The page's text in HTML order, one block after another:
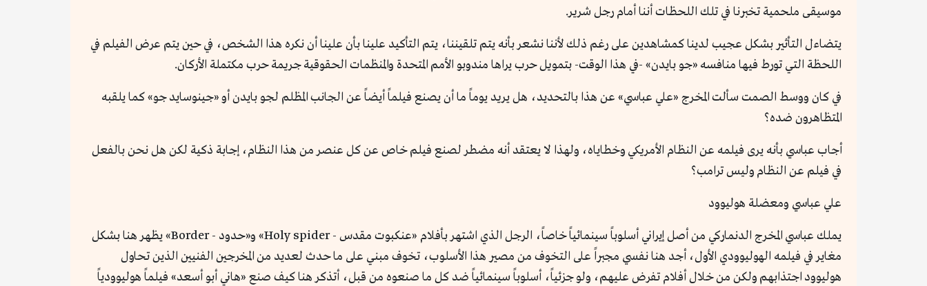
موسيقى ملحمية تخبرنا في تلك اللحظات أننا أمام رجل شرير.
يتضاءل التأثير بشكل عجيب لدينا كمشاهدين على رغم ذلك لأننا نشعر بأنه يتم تلقيننا، يتم التأكيد علينا بأن علينا أن نكره هذا الشخص، في حين يتم عرض الفيلم في
اللحظة التي تورط فيها منافسه «جو بايدن» -في هذا الوقت- بتمويل حرب يراها مندوبو الأمم المتحدة والمنظمات الحقوقية جريمة حرب مكتملة الأركان.
في كان ووسط الصمت سألت المخرج «علي عباسي» عن هذا بالتحديد، هل يريد يوماً ما أن يصنع فيلماً أيضاً عن الجانب المظلم لجو بايدن أو «جينوسايد جو» كما يلقبه
المتظاهرون ضده؟
أجاب عباسي بأنه يرى فيلمه عن النظام الأمريكي وخطاياه، ولهذا لا يعتقد أنه مضطر لصنع فيلم خاص عن كل عنصر من هذا النظام، إجابة ذكية لكن هل نحن بالفعل
في فيلم عن النظام وليس ترامب؟
علي عباسي ومعضلة هوليوود
يملك عباسي المخرج الدنماركي من أصل إيراني أسلوباً سينمائياً خاصاً، الرجل الذي اشتهر بأفلام «عنكبوت مقدس - Holy spider» و«حدود - Border» يظهر هنا بشكل
مغاير في فيلمه الهوليوودي الأول، أجد هنا نفسي مجبراً على التخوف من مصير هذا الأسلوب، تخوف مبني على ما حدث لعديد من المخرجين الفنيين الذين تحاول
هوليوود اجتذابهم ولكن من خلال أفلام تفرض عليهم، ولو جزئياً، أسلوباً سينمائياً ضد كل ما صنعوه من قبل، أتذكر هنا كيف صنع «هاني أبو أسعد» فيلماً هوليوودياً